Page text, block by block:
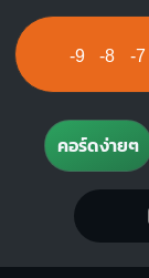
-9 -8 -7
คอร์ดง่ายๆ